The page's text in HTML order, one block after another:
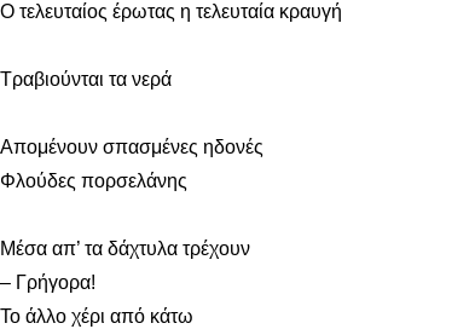
Ο τελευταίος έρωτας η τελευταία κραυγή
Τραβιούνται τα νερά
Απομένουν σπασμένες ηδονές
Φλούδες πορσελάνης
Μέσα απ’ τα δάχτυλα τρέχουν
– Γρήγορα!
Το άλλο χέρι από κάτω